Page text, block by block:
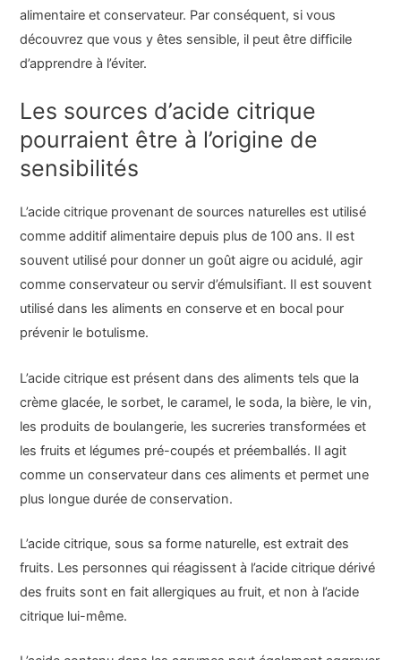
alimentaire et conservateur. Par conséquent, si vous
découvrez que vous y êtes sensible, il peut être difficile
d’apprendre à l’éviter.
Les sources d’acide citrique
pourraient être à l’origine de
sensibilités
L’acide citrique provenant de sources naturelles est utilisé
comme additif alimentaire depuis plus de 100 ans. Il est
souvent utilisé pour donner un goût aigre ou acidulé, agir
comme conservateur ou servir d’émulsifiant. Il est souvent
utilisé dans les aliments en conserve et en bocal pour
prévenir le botulisme.
L’acide citrique est présent dans des aliments tels que la
crème glacée, le sorbet, le caramel, le soda, la bière, le vin,
les produits de boulangerie, les sucreries transformées et
les fruits et légumes pré-coupés et préemballés. Il agit
comme un conservateur dans ces aliments et permet une
plus longue durée de conservation.
L’acide citrique, sous sa forme naturelle, est extrait des
fruits. Les personnes qui réagissent à l’acide citrique dérivé
des fruits sont en fait allergiques au fruit, et non à l’acide
citrique lui-même.